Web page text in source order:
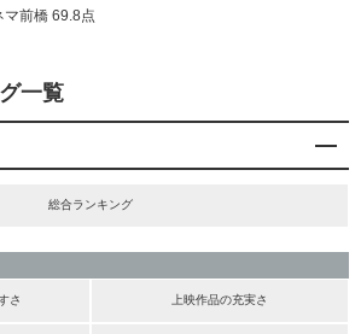
前橋 69.8点
一覧
総合ランキング
さ 上映作品の充実さ